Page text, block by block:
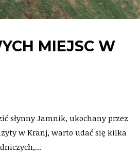
MIEJSC W
słynny Jamnik, ukochany przez
w Kranj, warto udać się kilka